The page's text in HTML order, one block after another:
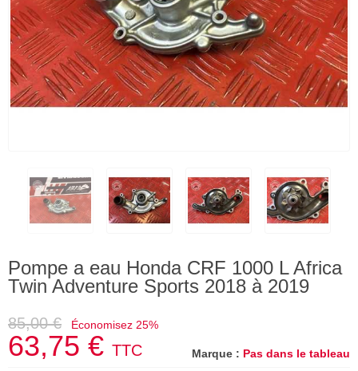
Pompe a eau Honda CRF 1000 L Africa
Twin Adventure Sports 2018 à 2019
Marque : Pas dans le tableau
85,00 € Économisez 25%
63,75 € TTC